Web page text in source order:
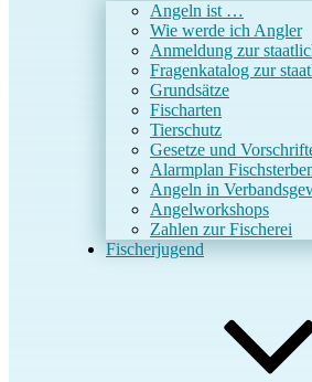
Angeln ist …
Wie werde ich Angler
Anmeldung zur
Fragenkatalog zur
Grundsätze
Fischarten
Tierschutz
Gesetze und
Alarmplan
Angeln in
Angelworkshops
Zahlen zur Fischerei
Fischerjugend